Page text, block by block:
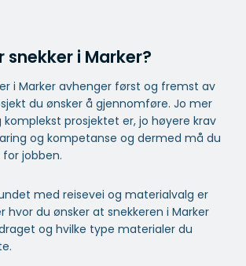
snekker i Marker?
i Marker avhenger først og fremst av
du ønsker å gjennomføre. Jo mer
prosjektet er, jo høyere krav
og kompetanse og dermed må du
jobben.
med reisevei og materialvalg er
hvor du ønsker at snekkeren i Marker
og hvilke type materialer du